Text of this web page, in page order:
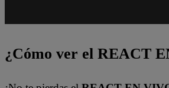
¿Cómo ver el REACT